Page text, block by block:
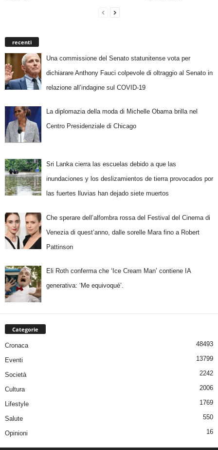
recenti
Una commissione del Senato statunitense vota per
dichiarare Anthony Fauci colpevole di oltraggio al Senato in
relazione all’indagine sul COVID-19
La diplomazia della moda di Michelle Obama brilla nel
Centro Presidenziale di Chicago
Sri Lanka cierra las escuelas debido a que las
inundaciones y los deslizamientos de tierra provocados por
las fuertes lluvias han dejado siete muertos
Che sperare dell’alfombra rossa del Festival del Cinema di
Venezia di quest’anno, dalle sorelle Mara fino a Robert
Pattinson
Eli Roth conferma che ‘Ice Cream Man’ contiene IA
generativa: ‘Me equivoqué’.
Categorie
Cronaca 48493
Eventi 13799
Società 2242
Cultura 2006
Lifestyle 1769
Salute 550
Opinioni 16